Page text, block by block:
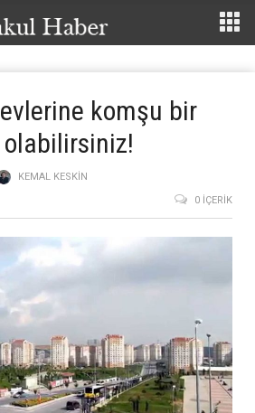
komşu bir
olabilirsiniz!
KEMAL KESKIN
0 İÇERIK